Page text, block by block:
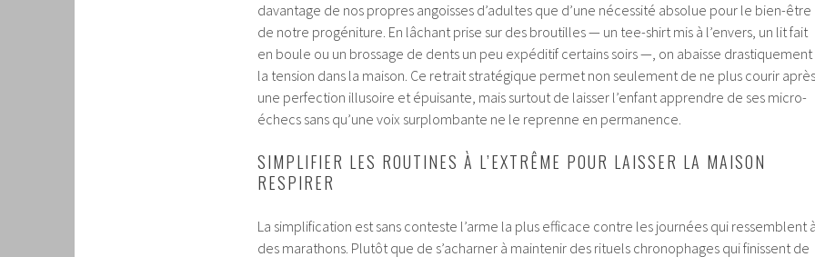
davantage de nos propres angoisses d’adultes que d’une nécessité absolue pour le bien-être
de notre progéniture. En lâchant prise sur des broutilles — un tee-shirt mis à l’envers, un lit fait
en boule ou un brossage de dents un peu expéditif certains soirs —, on abaisse drastiquement
la tension dans la maison. Ce retrait stratégique permet non seulement de ne plus courir après
une perfection illusoire et épuisante, mais surtout de laisser l’enfant apprendre de ses micro-
échecs sans qu’une voix surplombante ne le reprenne en permanence.
SIMPLIFIER LES ROUTINES À L’EXTRÊME POUR LAISSER LA MAISON
RESPIRER
La simplification est sans conteste l’arme la plus efficace contre les journées qui ressemblent
des marathons. Plutôt que de s’acharner à maintenir des rituels chronophages qui finissent de